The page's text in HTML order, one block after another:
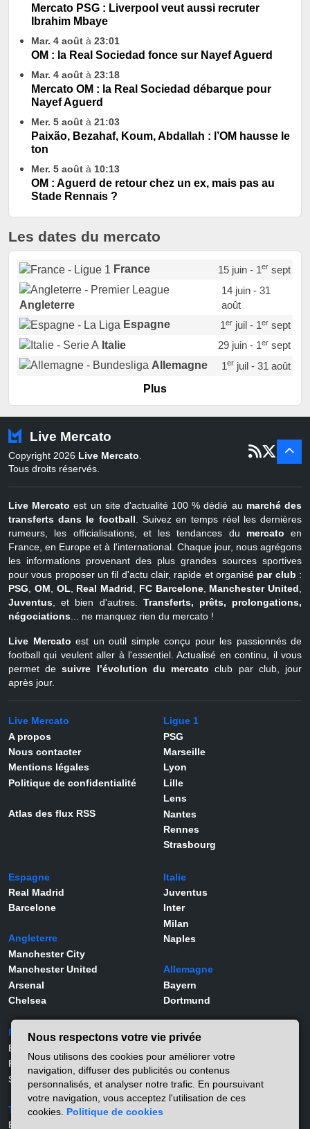
Mercato PSG : Liverpool veut aussi recruter
Ibrahim Mbaye
Mar. 4 août à 23:01
OM : la Real Sociedad fonce sur Nayef Aguerd
Mar. 4 août à 23:18
Mercato OM : la Real Sociedad débarque pour
Nayef Aguerd
Mer. 5 août à 21:03
Paixão, Bezahaf, Koum, Abdallah : l’OM hausse le
ton
Mer. 5 août à 10:13
OM : Aguerd de retour chez un ex, mais pas au
Stade Rennais ?
Les dates du mercato
France 15 juin - 1ersept
Angleterre
14 juin - 31
août
Espagne
1erjuil - 1ersept
Italie
29 juin - 1ersept
Allemagne
1erjuil - 31 août
Portugal
Pays-Bas
22 juin - 2 sept
Belgique
juil - 31
Plus
Live Mercato
Copyright 2026 Live Mercato
Tous droits réservés.
Live Mercato est un site d'actualité 100 % dédié au marché des
transferts dans le football . Suivez en temps réel les dernières
rumeurs, les officialisations, et les tendances du mercato en
France, en Europe et à l'international. Chaque jour, nous agrégons
les informations provenant des plus grandes sources sportives
pour vous proposer un fil d'actu clair, rapide et organisé par club :
PSG
OM OL Real Madrid FC Barcelone, Manchester United
Juventus , et bien d'autres. Transferts, prêts, prolongations,
négociations ... ne manquez rien du mercato !
Live Mercato est un outil simple conçu pour les passionnés de
football qui veulent aller à l'essentiel. Actualisé en continu, il vous
permet desuivre l’évolution du mercato club par club, jour
après jour.
Live Mercato
A propos
Nous contacter
Mentions légales
Politique de confidentialité
Atlas des flux RSS
Ligue 1
PSG
Marseille
Lyon
Lille
Lens
Nantes
Rennes
Strasbourg
Espagne
Real Madrid
Barcelone
Angleterre
Manchester City
Manchester United
Arsenal
Chelsea
Italie
Juventus
Inter
Milan
Naples
Allemagne
Bayern
Dortmund
Portugal
Benfica
Porto
Sporting
Turquie
Besiktas
Joueurs
Lamine Yamal
Rodrygo
Vinicius Jr
Nous respectons votre vie privée
Nous utilisons des cookies pour améliorer votre
navigation, diffuser des publicités ou contenus
personnalisés, et analyser notre trafic. En poursuivant
votre navigation, vous acceptez l'utilisation de ces
cookies. Politique de cookies